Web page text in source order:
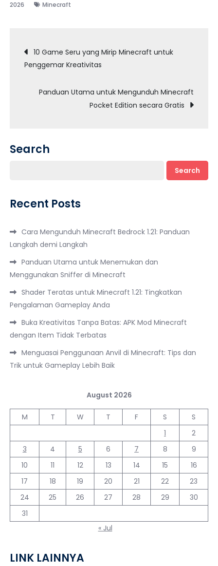
2026
Minecraft
Post
navigation
10 Game Seru yang Mirip Minecraft untuk
Penggemar Kreativitas
Panduan Utama untuk Mengunduh Minecraft
Pocket Edition secara Gratis
Search
Search
Recent Posts
Cara Mengunduh Minecraft Bedrock 1.21: Panduan
Langkah demi Langkah
Panduan Utama untuk Menemukan dan
Menggunakan Sniffer di Minecraft
Shader Teratas untuk Minecraft 1.21: Tingkatkan
Pengalaman Gameplay Anda
Buka Kreativitas Tanpa Batas: APK Mod Minecraft
dengan Item Tidak Terbatas
Menguasai Penggunaan Anvil di Minecraft: Tips dan
Trik untuk Gameplay Lebih Baik
August 2026
M T W T F S
S
1
2
3
4 5 6 7 8
9
10
11 12 13 14 15
16
17
18 19 20 21 22
23
24
25 26 27 28 29
30
31
« Jul
LINK LAINNYA